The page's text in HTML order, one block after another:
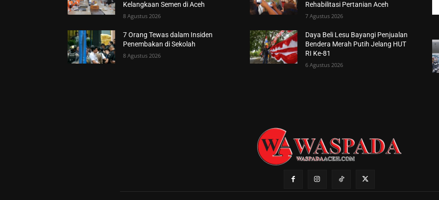
Kelangkaan Semen di Aceh
8 Agustus 2026
7 Orang Tewas dalam Insiden
Penembakan di Sekolah
8 Agustus 2026
Rehabilitasi Pertanian Aceh
7 Agustus 2026
Daya Beli Lesu Bayangi Penjualan
Bendera Merah Putih Jelang HUT
RI Ke-81
6 Agustus 2026